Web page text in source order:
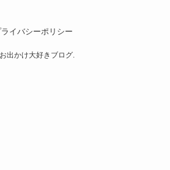
ライバシーポリシー
出かけ大好きブログ.